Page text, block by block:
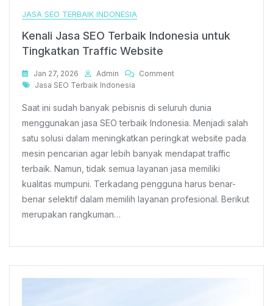
JASA SEO TERBAIK INDONESIA
Kenali Jasa SEO Terbaik Indonesia untuk
Tingkatkan Traffic Website
Jan 27, 2026 Admin CommentOn
SEO
Terbaik
Untuk
Tingkatkan
Traffic
Tags
Jasa SEO Terbaik Indonesia
Saat ini sudah banyak pebisnis di seluruh dunia
menggunakan jasa SEO terbaik Indonesia. Menjadi salah
satu solusi dalam meningkatkan peringkat website pada
mesin pencarian agar lebih banyak mendapat traffic
terbaik. Namun, tidak semua layanan jasa memiliki
kualitas mumpuni. Terkadang pengguna harus benar-
benar selektif dalam memilih layanan profesional. Berikut
merupakan rangkuman…